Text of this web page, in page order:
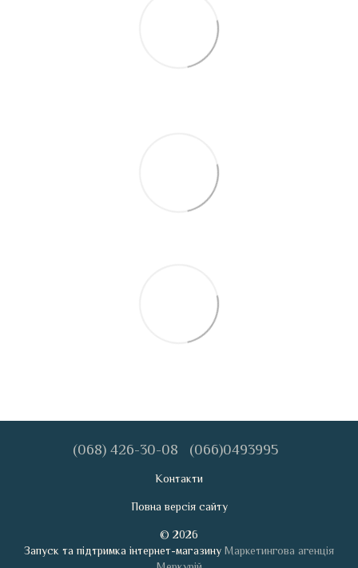
(068) 426-30-08 (066)0493995
Контакти
Повна версія сайту
© 2026
Запуск та підтримка інтернет-магазину Маркетингова агенція